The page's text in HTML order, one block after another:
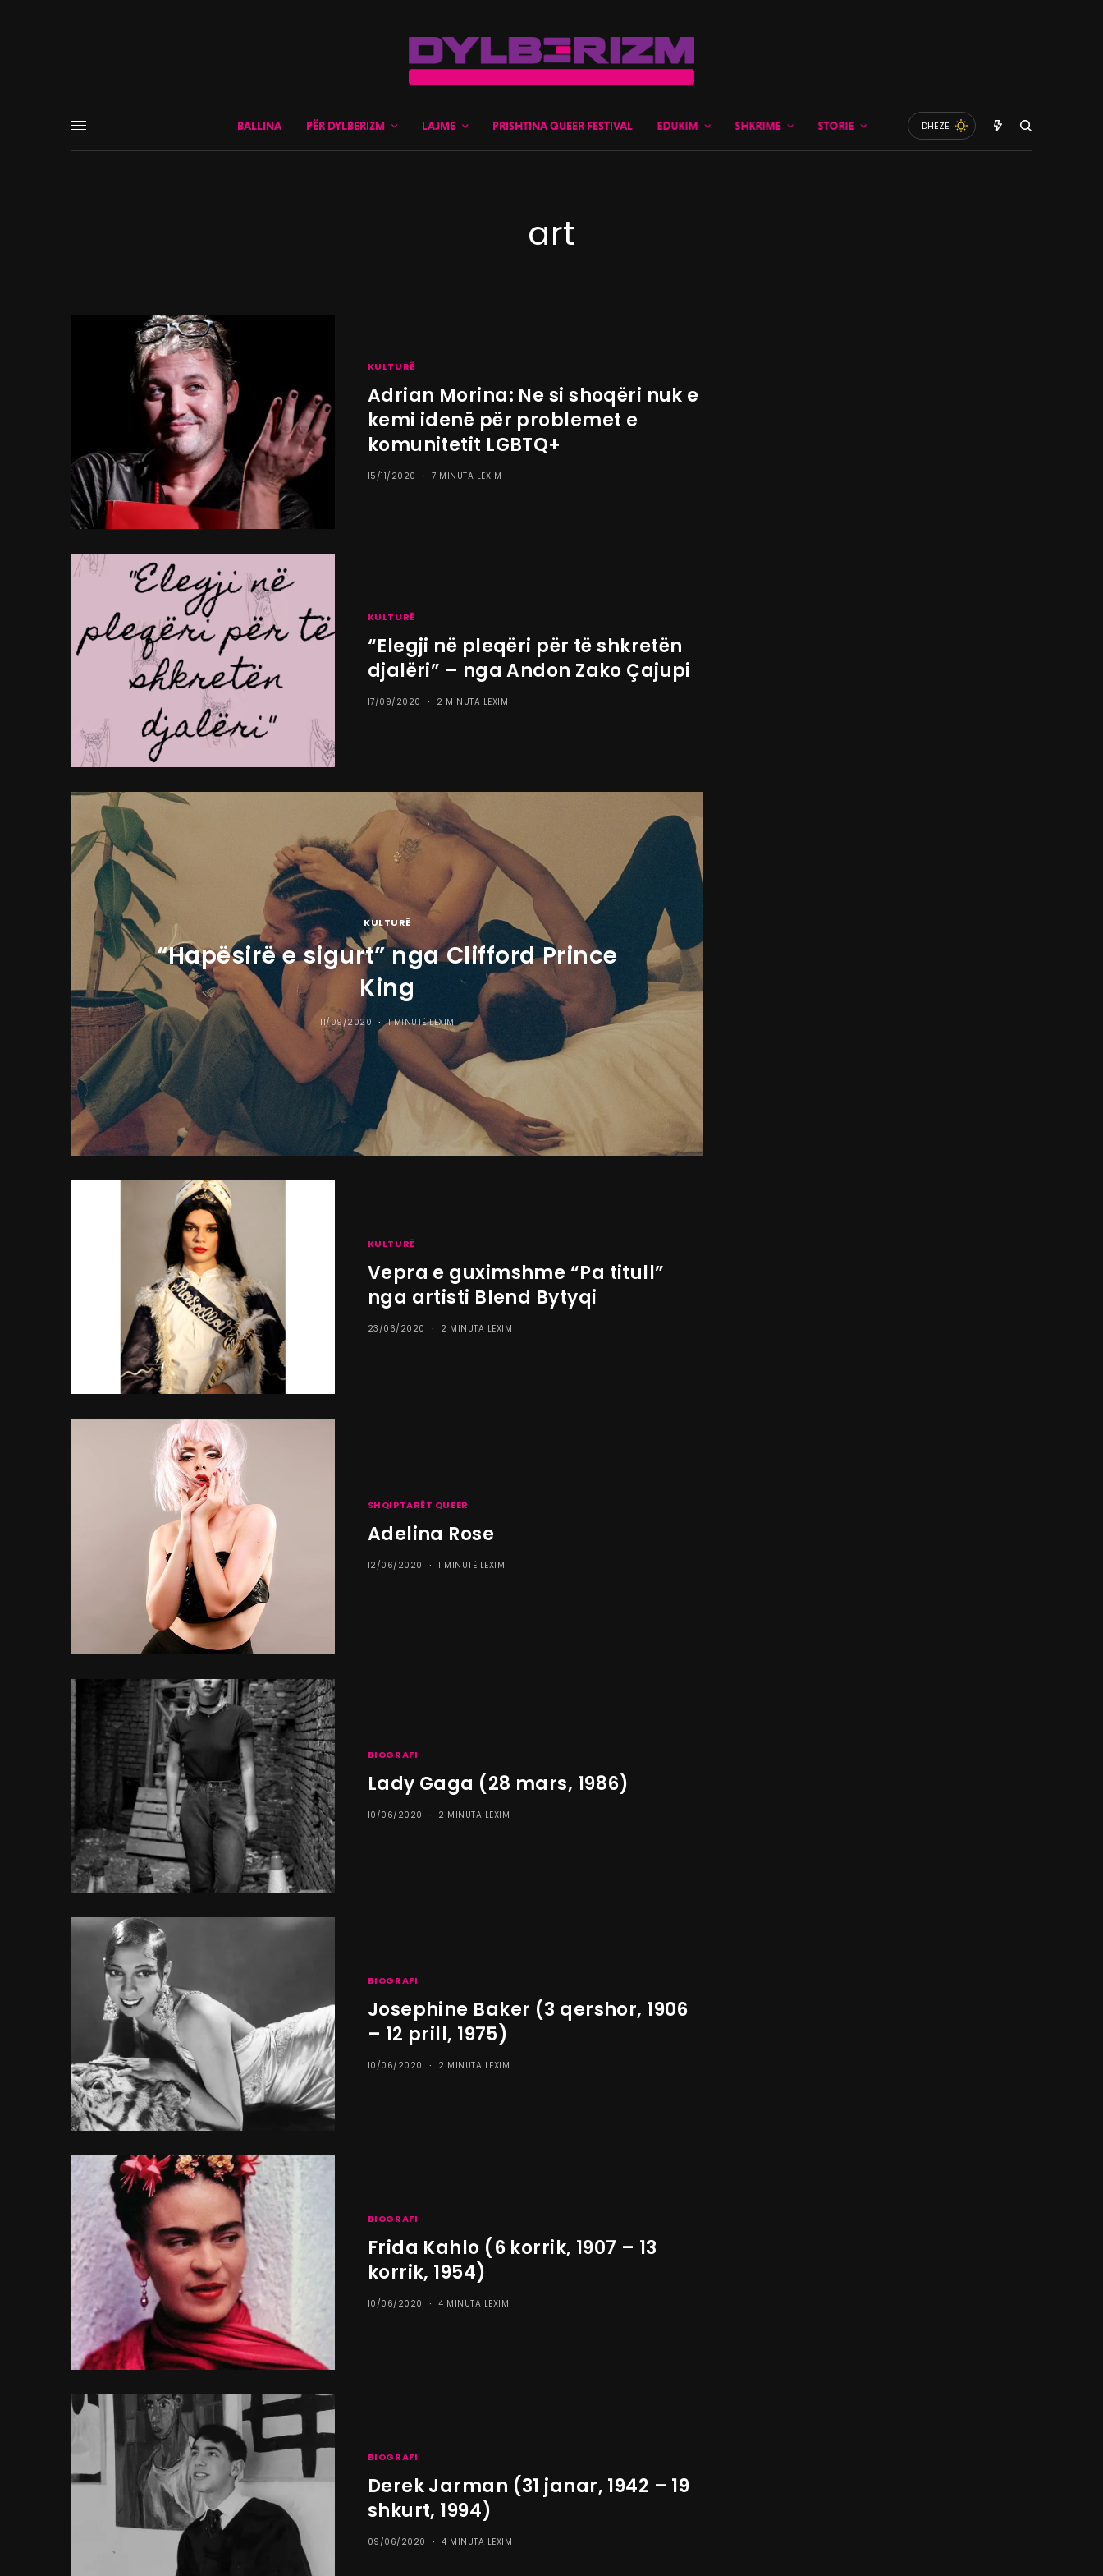
BALLINA PËR DYLBERIZM LAJME PRISHTINA QUEER FESTIVAL EDUKIM SHKRIME STORIE DHEZE
art
KULTURË
Adrian Morina: Ne si shoqëri nuk e
kemi idenë për problemet e
komunitetit LGBTQ+
15/11/2020 7 MINUTA LEXIM
KULTURË
“Elegji në pleqëri për të shkretën
djalëri” – nga Andon Zako Çajupi
17/09/2020 2 MINUTA LEXIM
KULTURË
“Hapësirë e sigurt” nga Clifford Prince
King
11/09/2020 1 MINUTË LEXIM
KULTURË
Vepra e guximshme “Pa titull”
nga artisti Blend Bytyqi
23/06/2020 2 MINUTA LEXIM
SHQIPTARËT QUEER
Adelina Rose
12/06/2020 1 MINUTË LEXIM
BIOGRAFI
Lady Gaga (28 mars, 1986)
10/06/2020 2 MINUTA LEXIM
BIOGRAFI
Josephine Baker (3 qershor, 1906
– 12 prill, 1975)
10/06/2020 2 MINUTA LEXIM
BIOGRAFI
Frida Kahlo (6 korrik, 1907 – 13
korrik, 1954)
10/06/2020 4 MINUTA LEXIM
BIOGRAFI
Derek Jarman (31 janar, 1942 – 19
shkurt, 1994)
09/06/2020 4 MINUTA LEXIM